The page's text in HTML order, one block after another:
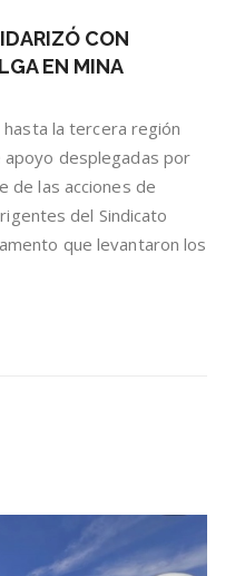
SOLIDARIZÓ
HUELGA
EN
MINA
CON
EN MINA
la tercera región
desplegadas por
de las acciones de
del Sindicato
que levantaron los